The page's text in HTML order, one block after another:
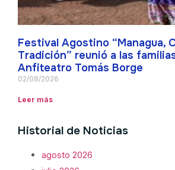
Festival Agostino “Managua,
Tradición” reunió a las
Anfiteatro Tomás Borge
02/08/2026
Leer más
Historial de Noticias
agosto 2026